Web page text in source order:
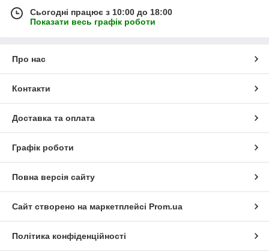
Сьогодні працює з 10:00 до 18:00
Показати весь графік роботи
Про нас
Контакти
Доставка та оплата
Графік роботи
Повна версія сайту
Сайт створено на маркетплейсі Prom.ua
Політика конфіденційності